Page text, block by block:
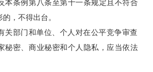
本条例第八条至第十一条规定且不符合
，不得出台。
门和单位、个人对在公平竞争审查
秘密、商业秘密和个人隐私，应当依法